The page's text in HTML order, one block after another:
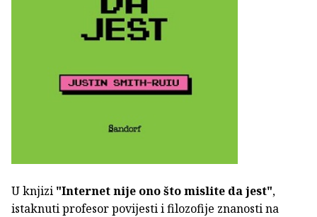
U knjizi "Internet nije ono što mislite da jest",
istaknuti profesor povijesti i filozofije znanosti na